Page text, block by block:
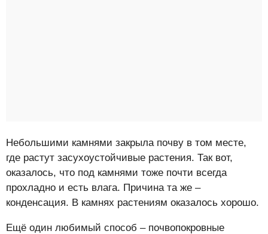
Небольшими камнями закрыла почву в том месте,
где растут засухоустойчивые растения. Так вот,
оказалось, что под камнями тоже почти всегда
прохладно и есть влага. Причина та же –
конденсация. В камнях растениям оказалось хорошо.
Ещё один любимый способ – почвопокровные